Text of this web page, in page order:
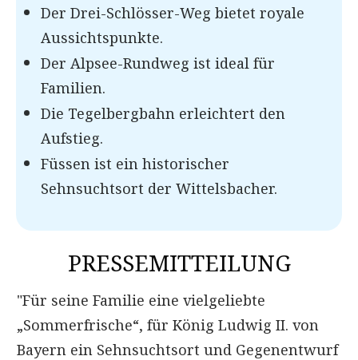
Der Drei-Schlösser-Weg bietet royale
Aussichtspunkte.
Der Alpsee-Rundweg ist ideal für
Familien.
Die Tegelbergbahn erleichtert den
Aufstieg.
Füssen ist ein historischer
Sehnsuchtsort der Wittelsbacher.
PRESSEMITTEILUNG
"Für seine Familie eine vielgeliebte
„Sommerfrische“, für König Ludwig II. von
Bayern ein Sehnsuchtsort und Gegenentwurf